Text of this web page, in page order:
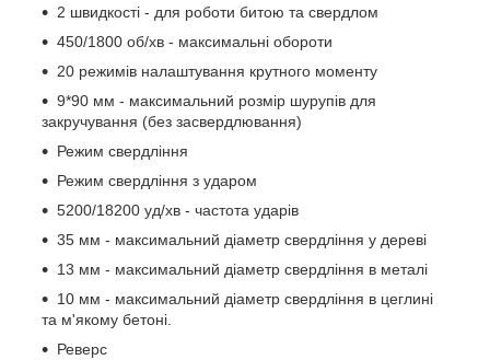
2 швидкості - для роботи битою та свердлом
450/1800 об/хв - максимальні обороти
20 режимів налаштування крутного моменту
9*90 мм - максимальний розмір шурупів для
закручування (без засвердлювання)
Режим свердління
Режим свердління з ударом
5200/18200 уд/хв - частота ударів
35 мм - максимальний діаметр свердління у дереві
13 мм - максимальний діаметр свердління в металі
10 мм - максимальний діаметр свердління в цеглині
та м'якому бетоні.
Реверс